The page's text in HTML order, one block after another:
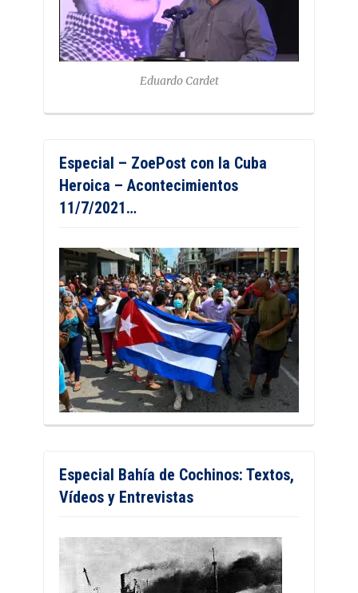
Eduardo Cardet
Especial – ZoePost con la Cuba
Heroica – Acontecimientos
11/7/2021…
Especial Bahía de Cochinos: Textos,
Vídeos y Entrevistas